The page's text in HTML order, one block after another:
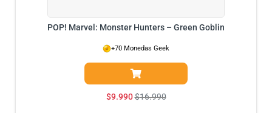
POP! Marvel: Monster Hunters – Green Goblin
$9.990$16.990
+70 Monedas Geek